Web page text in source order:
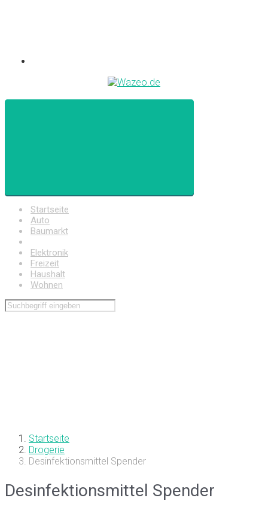
Startseite
Auto
Baumarkt
Elektronik
Freizeit
Haushalt
Wohnen
Startseite
Drogerie
Desinfektionsmittel Spender
Desinfektionsmittel Spender